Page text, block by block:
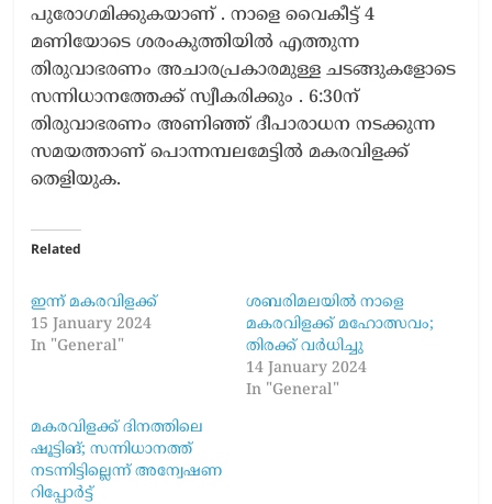
പുരോഗമിക്കുകയാണ് . നാളെ വൈകീട്ട് 4
മണിയോടെ ശരംകുത്തിയിൽ എത്തുന്ന
തിരുവാഭരണം അചാരപ്രകാരമുള്ള ചടങ്ങുകളോടെ
സന്നിധാനത്തേക്ക് സ്വീകരിക്കും . 6:30ന്
തിരുവാഭരണം അണിഞ്ഞ് ദീപാരാധന നടക്കുന്ന
സമയത്താണ് പൊന്നമ്പലമേട്ടിൽ മകരവിളക്ക്
തെളിയുക.
Related
ഇന്ന് മകരവിളക്ക്
15 January 2024
In "General"
ശബരിമലയിൽ നാളെ
മകരവിളക്ക് മഹോത്സവം;
തിരക്ക് വർധിച്ചു
14 January 2024
In "General"
മകരവിളക്ക് ദിനത്തിലെ​​
ഷൂട്ടിങ്; സന്നിധാനത്ത്​
നടന്നിട്ടില്ലെന്ന് അന്വേഷണ
റിപ്പോർട്ട്​